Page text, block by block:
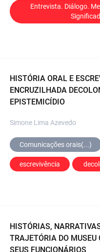
Entrevista. Diálogo.
HISTÓRIA ORAL E
ENCRUZILHADA
EPISTEMICÍDIO
Simone Lima Azevedo
Comunicações orais(...)
escrevivência
HISTÓRIAS,
TRAJETÓRIA DO MUSEU
SEUS FUNCIONÁRIOS